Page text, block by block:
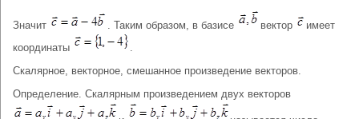
Значит . Таким образом, в базисе вектор
имеет
координаты
.
Скалярное, векторное, смешанное произведение векторов.
Определение. Скалярным произведением двух векторов